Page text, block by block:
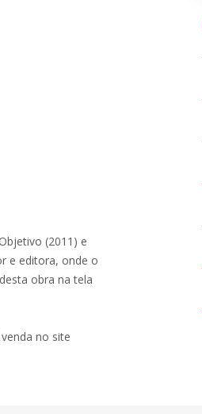
(2011) e
e editora, onde o
obra na tela
no site